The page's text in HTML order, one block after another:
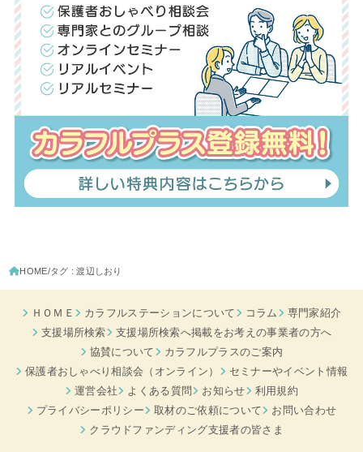
HOME タグ : 渡辺しおり
ＨＯＭＥ カラフルステーションについて コラム
専門家紹介
支援場所検索
支援場所検索へ掲載をお考えの事業者の方へ
協賛について
カラフルプラスのご案内
保護者おしゃべり相談会（オンライン）
セミナーやイベント情報
運営会社
よくある質問 お知らせ
利用規約
プライバシーポリシー
取材のご依頼について
お問い合わせ
クラウドファンディング支援者の皆さま